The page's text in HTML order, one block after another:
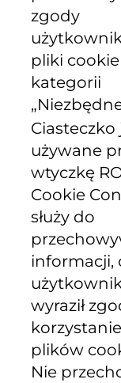
zgody
pliki
kategorii
Ciasteczko
używane
wtyczkę
Cookie
służy do
informacji,
wyraził
plików
Nie